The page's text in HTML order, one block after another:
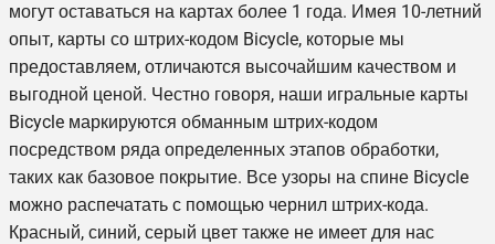
могут оставаться на картах более 1 года. Имея 10-летний
опыт, карты со штрих-кодом Bicycle, которые мы
предоставляем, отличаются высочайшим качеством и
выгодной ценой. Честно говоря, наши игральные карты
Bicycle маркируются обманным штрих-кодом
посредством ряда определенных этапов обработки,
таких как базовое покрытие. Все узоры на спине Bicycle
можно распечатать с помощью чернил штрих-кода.
Красный, синий, серый цвет также не имеет для нас